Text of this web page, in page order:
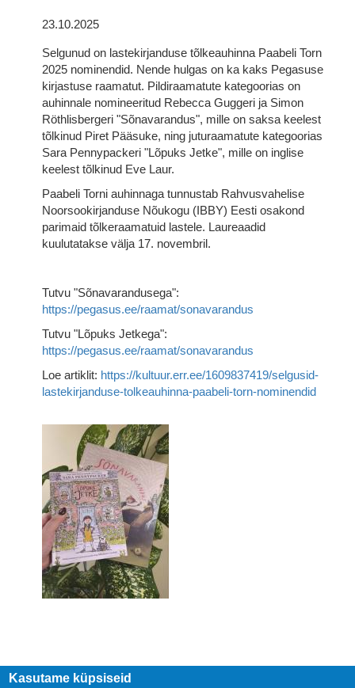
23.10.2025
Selgunud on lastekirjanduse tõlkeauhinna Paabeli Torn
2025 nominendid. Nende hulgas on ka kaks Pegasuse
kirjastuse raamatut. Pildiraamatute kategoorias on
auhinnale nomineeritud Rebecca Guggeri ja Simon
Röthlisbergeri "Sõnavarandus", mille on saksa keelest
tõlkinud Piret Pääsuke, ning juturaamatute kategoorias
Sara Pennypackeri "Lõpuks Jetke", mille on inglise
keelest tõlkinud Eve Laur.
Paabeli Torni auhinnaga tunnustab Rahvusvahelise
Noorsookirjanduse Nõukogu (IBBY) Eesti osakond
parimaid tõlkeraamatuid lastele. Laureaadid
kuulutatakse välja 17. novembril.
Tutvu "Sõnavarandusega":
https://pegasus.ee/raamat/sonavarandus
Tutvu "Lõpuks Jetkega":
https://pegasus.ee/raamat/sonavarandus
Loe artiklit: https://kultuur.err.ee/1609837419/selgusid-
lastekirjanduse-tolkeauhinna-paabeli-torn-nominendid
Kasutame küpsiseid